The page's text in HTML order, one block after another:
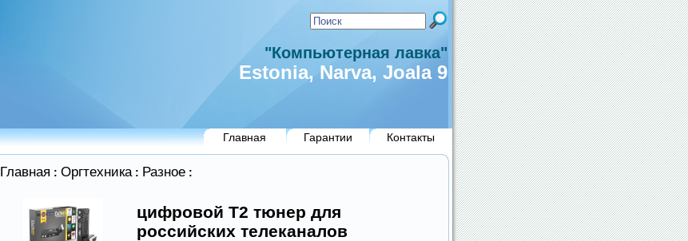
"Компьютерная лавка"
Estonia, Narva, Joala 9
Главная Гарантии
Контакты
Главная : Оргтехника : Разное :
цифровой Т2 тюнер для
российских телеканалов